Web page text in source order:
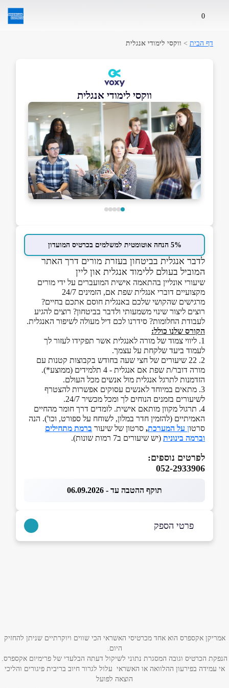
0
דף הבית > ווקסי לימודי אנגלית
ווקסי לימודי אנגלית
5% הנחה אוטומטית למשלמים בכרטיס המועדון
לדבר אנגלית בביטחון בעזרת מורים דרך האתר
המוביל בעולם ללימוד אנגלית און ליין
שיעורי אונליין בהתאמה אישית המועברים על ידי מורים
מקצועיים דוברי אנגלית שפת אם, הזמינים 24/7
מרגישים שהקושי שלכם באנגלית חוסם אתכם בחיים?
רוצים ליצור שינוי משמעותי ולדבר בביטחון? רוצים להגיע
לעבודת החלומות? סידרנו לכם דיל מעולה לשיפור האנגלית.
הקורס שלנו כולל:
1. ליווי צמוד של מורה לאנגלית אשר תפקידו לעזור לך
לעמוד ביעד שלקחת על עצמך.
2. 22 שיעורים של חצי שעה בחודש בקבוצות קטנות עם
מורה דובר/ת שפת אם אנגלית - 4 תלמידים (ממוצע*).
הזדמנות לתרגל אנגלית מול אנשים מכל העולם.
3. מתאים במיוחד לאנשים עסוקים אפשרות להצטרף
לשיעורים בזמנים הנוחים לך ומכל מכשיר 24/7.
4. תרגול מקוון מותאם אישית. לומדים דרך חומר מהחיים
האמיתיים (להזמין חדר במלון, לשוחח על ספורט, וכו'). הנה
סרטון על המערכת, סרטון של שיעור ברמת מתחילים
וברמה בינונית (יש שיעורים ב7 רמות שונות).
לפרטים נוספים:
052-2933906
תוקף ההטבה עד - 06.09.2026
פרטי הספק
טלפון*
אמריקן אקספרס הוא אחד מכרטיסי האשראי הכי שווים ויוקרתיים שניתן להחזיק
היום.
הנפקת הכרטיס וגובה המסגרת נתוני לשיקול דעתה הבלעדי של פרימיום אקספרס.
אי עמידה בפירעון ההלוואה או האשראי עלול לגרור חיוב בריבית פיגורים והליכי
הוצאה לפועל